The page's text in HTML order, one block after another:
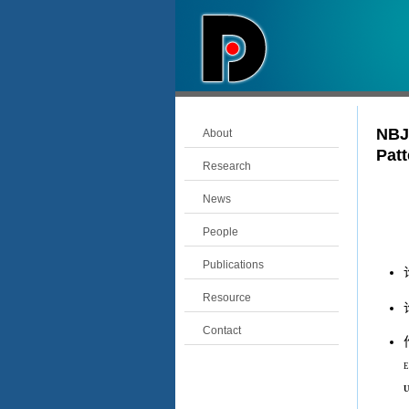
About
Research
News
People
Publications
Resource
Contact